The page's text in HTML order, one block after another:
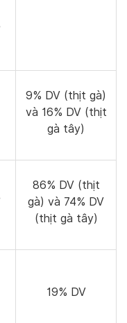
9% DV (thịt gà)
và 16% DV (thịt
gà tây)
86% DV (thịt
gà) và 74% DV
(thịt gà tây)
19% DV